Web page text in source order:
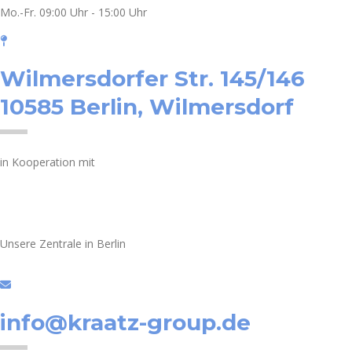
Mo.-Fr. 09:00 Uhr - 15:00 Uhr
Wilmersdorfer Str. 145/146
10585 Berlin, Wilmersdorf
in Kooperation mit
Unsere Zentrale in Berlin
info@kraatz-group.de